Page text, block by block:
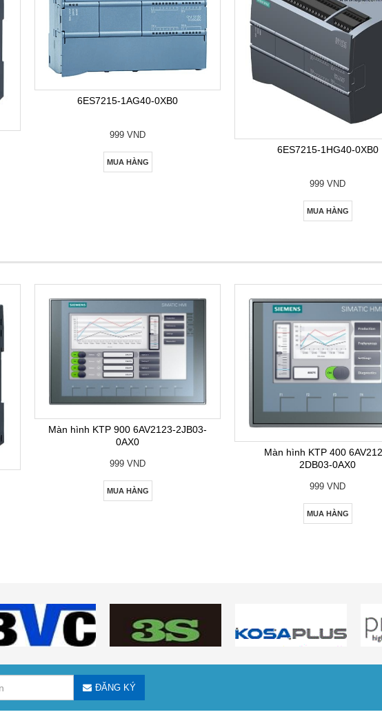
6ES7215-1AG40-0XB0
999 VND
MUA HÀNG
6ES7215-1HG40-0XB0
999 VND
MUA HÀNG
Màn hình KTP 900 6AV2123-2JB03-
0AX0
999 VND
MUA HÀNG
Màn hình KTP 400
2DB03-0AX0
999 VND
MUA HÀNG
ĐĂNG KÝ